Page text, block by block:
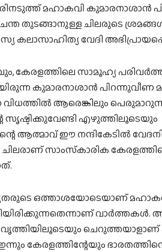
മഹാകവി കുമാരനാശാന്‍
തുടങ്ങാനുള്ള ചിലരുടെ
വേദി
കേരളത്തിലെ സാമൂഹ്യ
കുമാരനാശാന്‍ പിറന്നുവീണ
ആരെങ്കിലും
എഴുത്തിലൂടെയും
ആത്മാവ് ഈ നന്ദികേടില്‍
സാംസ്‌കാരിക
ഒത്താശയോടെയാണ്
വാര്‍ത്തകള്‍.
ചെറുത്തയാളാണ്
കേരളത്തിന്റേയും